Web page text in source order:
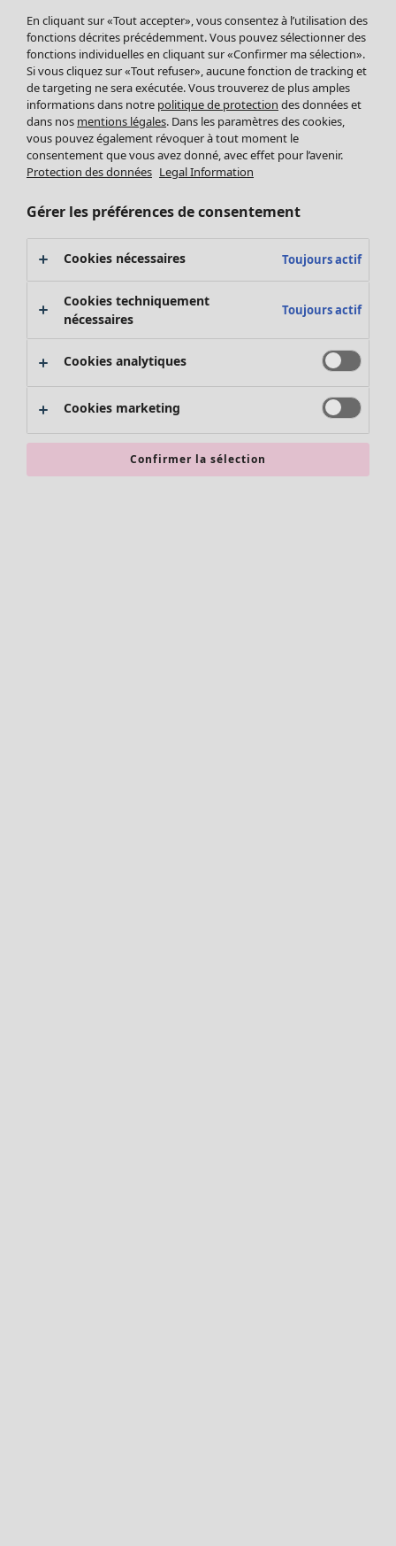
Leggings et collants
Accessoires
Chaussures
Vêtements de bain
Basics
Soldes Mobilier
Bonnes affaires déco
Décoration
Textiles
Tapis
Éponge
Promos SOLDES
Les promos de Gudrun Sjödén
Nouvel arrivage
Bonnes affaires en soldes - jusqu'à -70
En cliquant sur «Tout accepter», vous consentez à l’utilisation des
fonctions décrites précédemment. Vous pouvez sélectionner des
fonctions individuelles en cliquant sur «Confirmer ma sélection».
Si vous cliquez sur «Tout refuser», aucune fonction de tracking et
de targeting ne sera exécutée. Vous trouverez de plus amples
informations dans notre politique de protection des données et
dans nos mentions légales. Dans les paramètres des cookies,
vous pouvez également révoquer à tout moment le
consentement que vous avez donné, avec effet pour l’avenir.
Protection des données Legal Information
Gérer les préférences de consentement
Cookies nécessaires Toujours actif
Cookies techniquement
nécessaires
Toujours actif
Cookies analytiques
Cookies marketing
Confirmer la sélection